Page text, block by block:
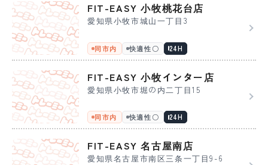
FIT-EASY 小牧桃花台店
愛知県小牧市城山一丁目3
同市内 快適性〇 24H
FIT-EASY 小牧インター店
愛知県小牧市堀の内二丁目15
同市内 快適性〇 24H
FIT-EASY 名古屋南店
愛知県名古屋市南区三条一丁目9-6